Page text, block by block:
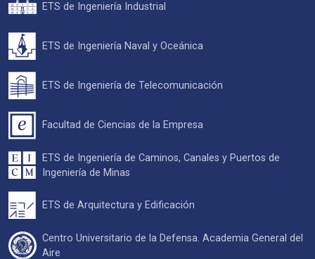
ETS de Ingeniería Industrial
ETS de Ingeniería Naval y Oceánica
ETS de Ingeniería de Telecomunicación
Facultad de Ciencias de la Empresa
ETS de Ingeniería de Caminos, Canales y Puertos de
Ingeniería de Minas
ETS de Arquitectura y Edificación
Centro Universitario de la Defensa. Academia General del
Aire